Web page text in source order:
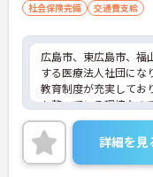
社会保険完備
交通費支給
広島市、東広島市、福
する医療法人社団にな
教育制度が充実してお
も整っている環境なの
してお仕事を始めるこ
ご興味ある方には、面
詳細をお話しいたしま
い！
詳細を見